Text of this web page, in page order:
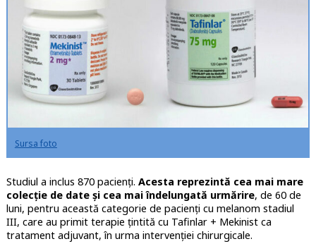
Sursa foto
Studiul a inclus 870 pacienți. Acesta reprezintă cea mai mare
colecție de date și cea mai îndelungată urmărire, de 60 de
luni, pentru această categorie de pacienți cu melanom stadiul
III, care au primit terapie țintită cu Tafinlar + Mekinist ca
tratament adjuvant, în urma intervenției chirurgicale.